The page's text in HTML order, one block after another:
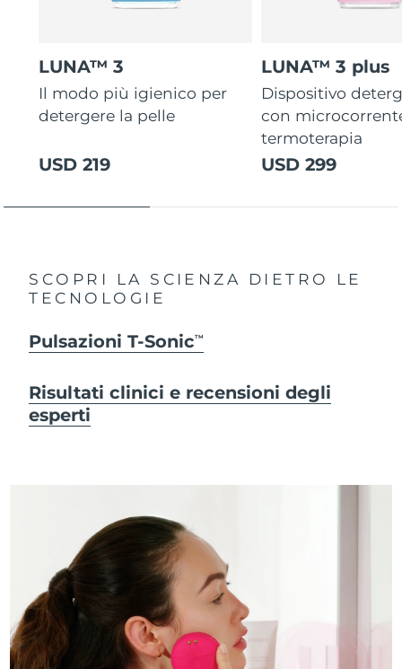
LUNA™ 3
Il modo più igienico per
detergere la pelle
USD 219
LUNA™ 3 plus
Dispositivo
con
termoterapia
USD 299
SCOPRI LA SCIENZA DIETRO LE
TECNOLOGIE
Pulsazioni T-SonicTM
Risultati clinici e recensioni degli
esperti